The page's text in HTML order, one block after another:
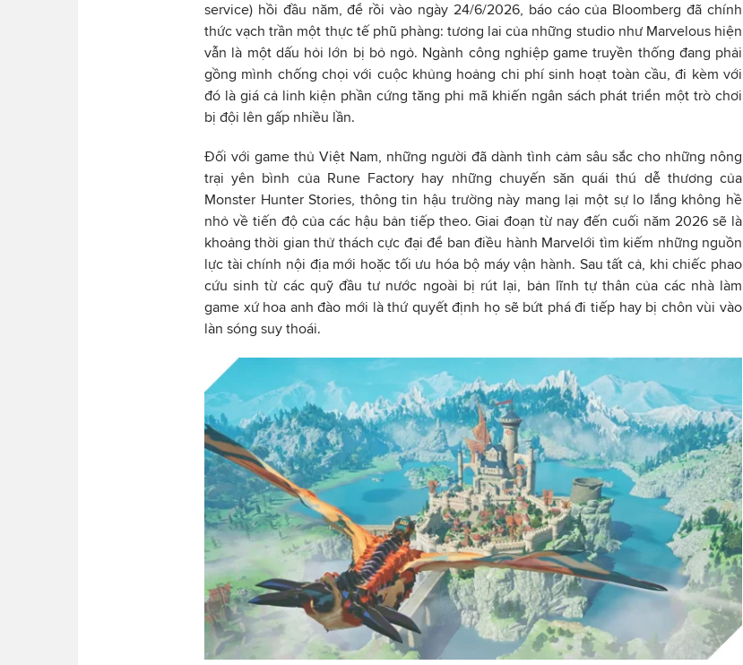
service) hồi đầu năm, để rồi vào ngày 24/6/2026, báo cáo của Bloomberg đã chính
thức vạch trần một thực tế phũ phàng: tương lai của những studio như Marvelous hiện
vẫn là một dấu hỏi lớn bị bỏ ngỏ. Ngành công nghiệp game truyền thống đang phải
gồng mình chống chọi với cuộc khủng hoảng chi phí sinh hoạt toàn cầu, đi kèm với
đó là giá cả linh kiện phần cứng tăng phi mã khiến ngân sách phát triển một trò chơi
bị đội lên gấp nhiều lần.
Đối với game thủ Việt Nam, những người đã dành tình cảm sâu sắc cho những nông
trại yên bình của Rune Factory hay những chuyến săn quái thú dễ thương của
Monster Hunter Stories, thông tin hậu trường này mang lại một sự lo lắng không hề
nhỏ về tiến độ của các hậu bản tiếp theo. Giai đoạn từ nay đến cuối năm 2026 sẽ là
khoảng thời gian thử thách cực đại để ban điều hành Marvelới tìm kiếm những nguồn
lực tài chính nội địa mới hoặc tối ưu hóa bộ máy vận hành. Sau tất cả, khi chiếc phao
cứu sinh từ các quỹ đầu tư nước ngoài bị rút lại, bản lĩnh tự thân của các nhà làm
game xứ hoa anh đào mới là thứ quyết định họ sẽ bứt phá đi tiếp hay bị chôn vùi vào
làn sóng suy thoái.